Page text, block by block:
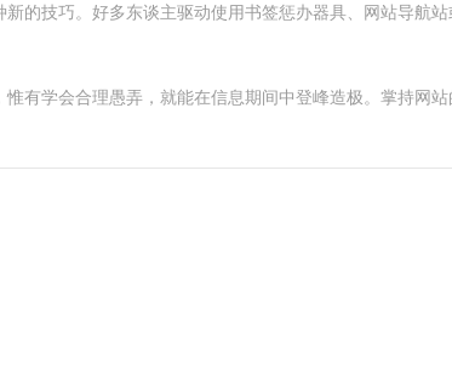
的技巧。好多东谈主驱动使用书签惩办器具、网站导航
有学会合理愚弄，就能在信息期间中登峰造极。掌持网